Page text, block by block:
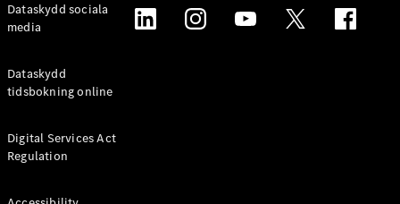
Dataskydd sociala
media
Dataskydd
tidsbokning online
Digital Services Act
Regulation